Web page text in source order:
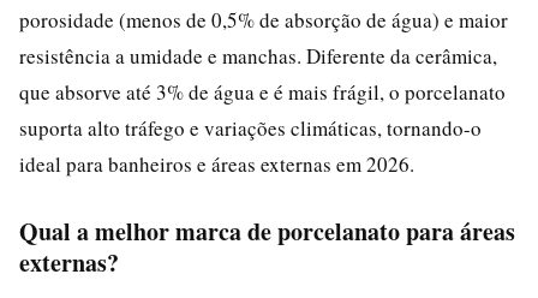
porosidade (menos de 0,5% de absorção de água) e maior
resistência a umidade e manchas. Diferente da cerâmica,
que absorve até 3% de água e é mais frágil, o porcelanato
suporta alto tráfego e variações climáticas, tornando-o
ideal para banheiros e áreas externas em 2026.
Qual a melhor marca de porcelanato para áreas
externas?